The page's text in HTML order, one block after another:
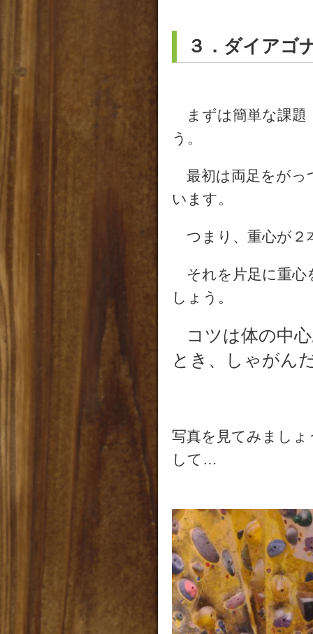
３．ダイアゴ
まずは簡単な課題
う。
最初は両足をがっ
います。
つまり、重心が２
それを片足に重心
しょう。
コツは体の中
とき、しゃがん
写真を見てみまし
して…